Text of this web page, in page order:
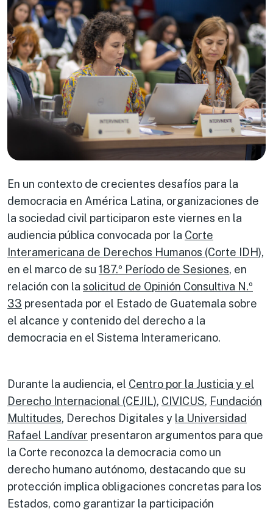
En un contexto de crecientes desafíos para la
democracia en América Latina, organizaciones de
la sociedad civil participaron este viernes en la
audiencia pública convocada por la Corte
Interamericana de Derechos Humanos (Corte IDH),
en el marco de su 187.º Período de Sesiones, en
relación con la solicitud de Opinión Consultiva N.º
33 presentada por el Estado de Guatemala sobre
el alcance y contenido del derecho a la
democracia en el Sistema Interamericano.
Durante la audiencia, el Centro por la Justicia y el
Derecho Internacional (CEJIL), CIVICUS, Fundación
Multitudes, Derechos Digitales y la Universidad
Rafael Landívar presentaron argumentos para que
la Corte reconozca la democracia como un
derecho humano autónomo, destacando que su
protección implica obligaciones concretas para los
Estados, como garantizar la participación